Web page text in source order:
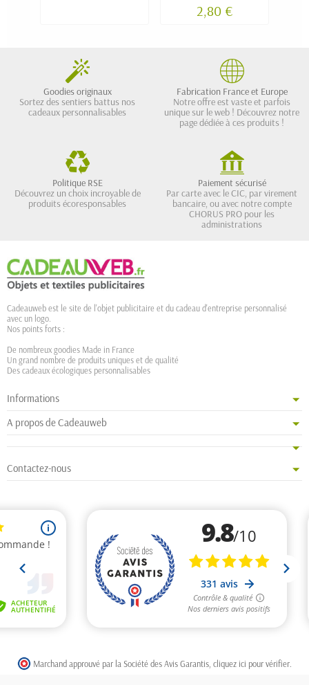
2,80 €
Goodies originaux
Sortez des sentiers battus nos
cadeaux personnalisables
Fabrication France et Europe
Notre offre est vaste et parfois
unique sur le web ! Découvrez notre
page dédiée à ces produits !
Politique RSE
Découvrez un choix incroyable de
produits écoresponsables
Paiement sécurisé
Par carte avec le CIC, par virement
bancaire, ou avec notre compte
CHORUS PRO pour les
administrations
Cadeauweb est le site de l'objet publicitaire et du cadeau d'entreprise personnalisé
avec un logo.
Nos points forts :
De nombreux goodies Made in France
Un grand nombre de produits uniques et de qualité
Des cadeaux écologiques personnalisables
Informations
A propos de Cadeauweb
Contactez-nous
Marchand approuvé par la Société des Avis Garantis, cliquez ici pour vérifier